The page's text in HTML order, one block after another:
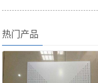
热门产品